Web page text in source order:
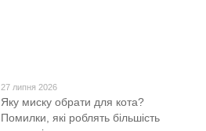
27 липня 2026
Яку миску обрати для кота?
Помилки, які роблять більшість